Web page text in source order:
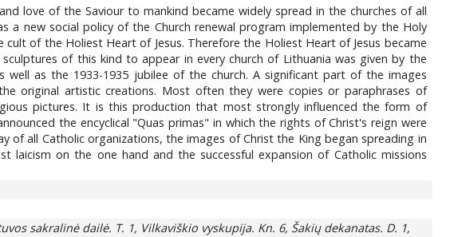
love of the Saviour to mankind became widely spread in the churches of all
a new social policy of the Church renewal program implemented by the Holy
of the Holiest Heart of Jesus. Therefore the Holiest Heart of Jesus became
of this kind to appear in every church of Lithuania was given by the
as the 1933-1935 jubilee of the church. A significant part of the images
original artistic creations. Most often they were copies or paraphrases of
pictures. It is this production that most strongly influenced the form of
the encyclical "Quas primas" in which the rights of Christ's reign were
all Catholic organizations, the images of Christ the King began spreading in
on the one hand and the successful expansion of Catholic missions
sakralinė dailė. T. 1, Vilkaviškio vyskupija. Kn. 6, Šakių dekanatas. D. 1,